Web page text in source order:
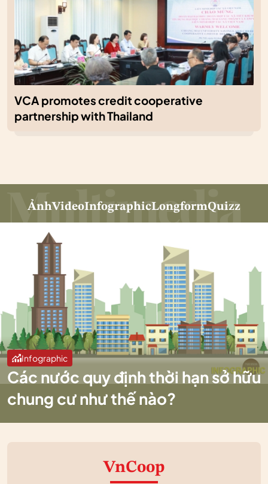
VCA promotes credit cooperative
partnership with Thailand
ẢnhVideoInfographicLongformQuizz
Infographic
Các nước quy định thời hạn sở hữu
chung cư như thế nào?
VnCoop